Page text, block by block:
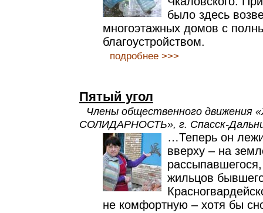
было здесь
многоэтажных домов с
благоустройством.
подробнее >>>
Пятый угол
Члены общественного
СОЛИДАРНОСТЬ», г. Спасск-
…Теперь он
вверху – на
жильцов
не комфортную – хотя бы